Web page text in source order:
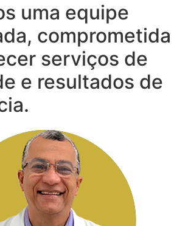
uma equipe
comprometida
serviços de
e resultados de